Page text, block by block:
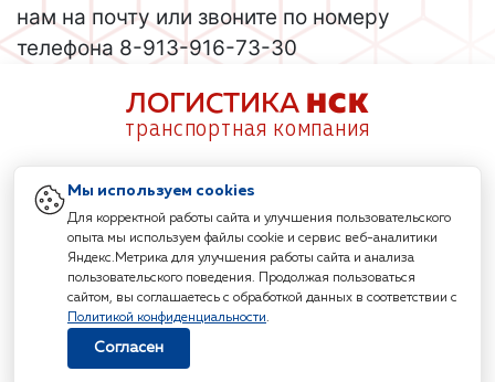
нам на почту или звоните по номеру
телефона 8-913-916-73-30
ЛОГИСТИКА НСК
транспортная компания
8 (800) 511-39-59
nskavto1@mail.ru
Заказать звонок
Политика конфиденциальности
Мы используем cookies
Для корректной работы сайта и улучшения пользовательского
опыта мы используем файлы cookie и сервис веб-аналитики
Яндекс.Метрика для улучшения работы сайта и анализа
пользовательского поведения. Продолжая пользоваться
сайтом, вы соглашаетесь с обработкой данных в соответствии с
Политикой конфиденциальности.
Согласен